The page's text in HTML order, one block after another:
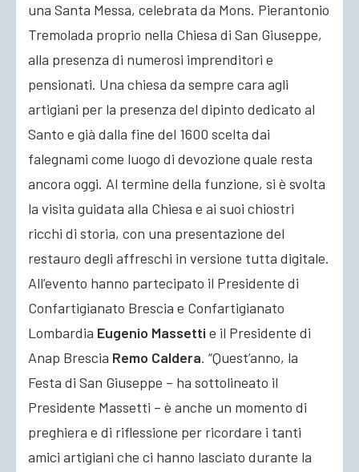
una Santa Messa, celebrata da Mons. Pierantonio
Tremolada proprio nella Chiesa di San Giuseppe,
alla presenza di numerosi imprenditori e
pensionati. Una chiesa da sempre cara agli
artigiani per la presenza del dipinto dedicato al
Santo e già dalla fine del 1600 scelta dai
falegnami come luogo di devozione quale resta
ancora oggi. Al termine della funzione, si è svolta
la visita guidata alla Chiesa e ai suoi chiostri
ricchi di storia, con una presentazione del
restauro degli affreschi in versione tutta digitale.
All’evento hanno partecipato il Presidente di
Confartigianato Brescia e Confartigianato
Lombardia Eugenio Massetti e il Presidente di
Anap Brescia Remo Caldera. “Quest’anno, la
Festa di San Giuseppe – ha sottolineato il
Presidente Massetti – è anche un momento di
preghiera e di riflessione per ricordare i tanti
amici artigiani che ci hanno lasciato durante la